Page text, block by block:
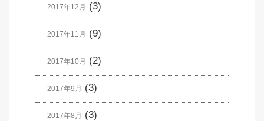
2017年12月 (3)
2017年11月 (9)
2017年10月 (2)
2017年9月 (3)
2017年8月 (3)